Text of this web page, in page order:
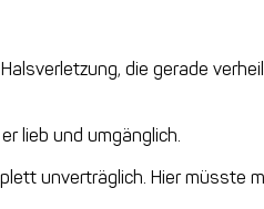
die gerade
lieb und umgänglich.
unverträglich. Hier müsste